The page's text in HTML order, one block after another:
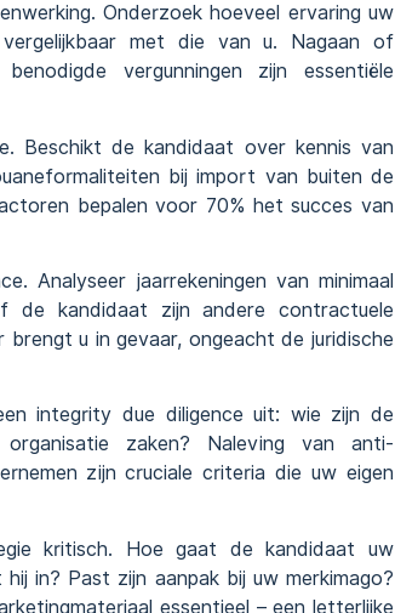
Onderzoek hoeveel ervaring uw
met die van u. Nagaan of
vergunningen zijn essentiële
Beschikt de kandidaat over kennis van
bij import van buiten de
bepalen voor 70% het succes van
Analyseer jaarrekeningen van minimaal
de kandidaat zijn andere contractuele
u in gevaar, ongeacht de juridische
integrity due diligence uit: wie zijn de
zaken? Naleving van anti-
zijn cruciale criteria die uw eigen
kritisch. Hoe gaat de kandidaat uw
in? Past zijn aanpak bij uw merkimago?
essentieel – een letterlijke